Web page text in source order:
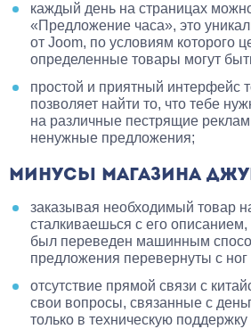
каждый день на страницах
«Предложение часа», это
от Joom, по условиям которого
определенные товары могут
простой и приятный интерфейс
позволяет найти то, что тебе
на различные пестрящие
ненужные предложения;
МИНУСЫ МАГАЗИНА
заказывая необходимый товар
сталкиваешься с его
был переведен машинным
предложения перевернуты с ног
отсутствие прямой связи с
свои вопросы, связанные с
только в техническую поддержку